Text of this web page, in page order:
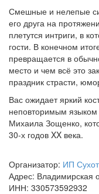
Смешные и нелепые
его друга на
плетутся интриги, в
гости. В конечном
превращается в
место и чем всё это
праздник страсти,
Вас ожидает яркий
неповторимым
Михаила Зощенко,
30-х годов XX века.
Организатор: ИП
Адрес: Владимирская
ИНН: 330573592932